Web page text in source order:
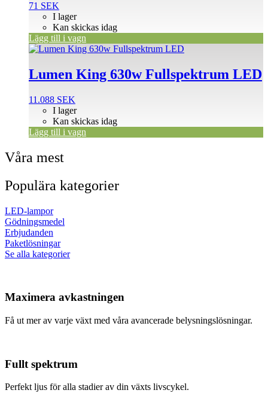
71 SEK
I lager
Kan skickas idag
Lägg till i vagn
Lumen King 630w Fullspektrum LED
11.088 SEK
I lager
Kan skickas idag
Lägg till i vagn
Våra mest
Populära kategorier
LED-lampor
Gödningsmedel
Erbjudanden
Paketlösningar
Se alla kategorier
Maximera avkastningen
Få ut mer av varje växt med våra avancerade belysningslösningar.
Fullt spektrum
Perfekt ljus för alla stadier av din växts livscykel.